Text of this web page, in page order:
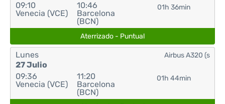
09:10
Venecia (VCE)
10:46
Barcelona
(BCN)
01h 36min
Aterrizado - Puntual
Lunes
27 Julio
09:36
Venecia (VCE)
11:20
Barcelona
(BCN)
01h 44min
Airbus A320 (s